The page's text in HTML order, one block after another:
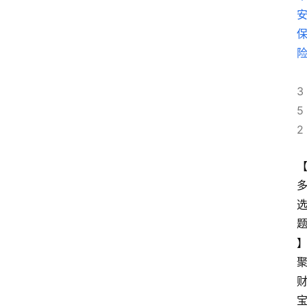
安
保
险
3
5
2
【
多
选
题
】
聚
财
宝